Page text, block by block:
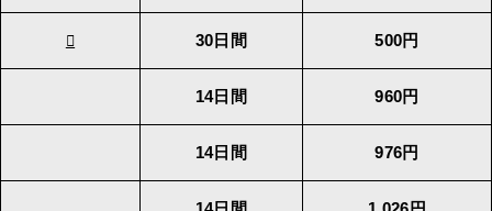
30日間 500円
14日間 960円
14日間 976円